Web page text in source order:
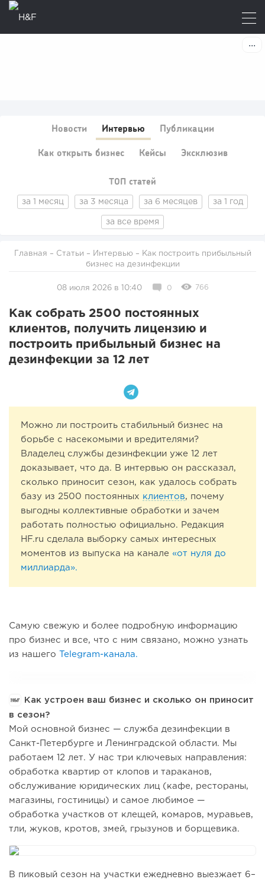
Новости Интервью Публикации
Как открыть бизнес Кейсы Эксклюзив
ТОП статей
за 1 месяц за 3 месяца за 6 месяцев за 1 год
за все время
Главная – Статьи – Интервью
бизнес на дезинфекции
08 июля 2026 в 10:40 0 766
Как собрать 2500 постоянных
клиентов, получить лицензию и
построить прибыльный бизнес на
дезинфекции за 12 лет
Можно ли построить стабильный бизнес на
борьбе с насекомыми и вредителями?
Владелец службы дезинфекции уже 12 лет
доказывает, что да. В интервью он рассказал,
сколько приносит сезон, как удалось собрать
базу из 2500 постоянных клиентов, почему
выгодны коллективные обработки и зачем
работать полностью официально. Редакция
HF.ru сделала выборку самых интересных
моментов из выпуска на канале «от нуля до
миллиарда».
Самую свежую и более подробную информацию
про бизнес и все, что с ним связано, можно узнать
из нашего Telegram-канала.
Как устроен ваш бизнес и сколько он приносит
в сезон?
Мой основной бизнес — служба дезинфекции в
Санкт-Петербурге и Ленинградской области. Мы
работаем 12 лет. У нас три ключевых направления:
обработка квартир от клопов и тараканов,
обслуживание юридических лиц (кафе, рестораны,
магазины, гостиницы) и самое любимое —
обработка участков от клещей, комаров, муравьев,
тли, жуков, кротов, змей, грызунов и борщевика.
В пиковый сезон на участки ежедневно выезжает 6–